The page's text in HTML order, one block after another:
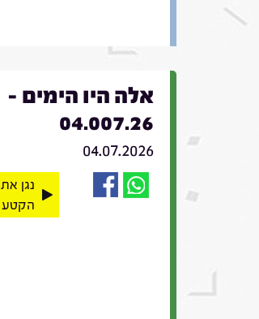
אלה היו הימים -
04.007.26
04.07.2026
נגן את
הקטע